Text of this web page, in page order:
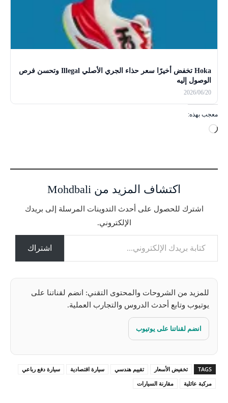
Hoka تخفض أخيرًا سعر حذاء الجري الأصلي Illegal وتحسن فرص
الوصول إليه
2026/06/20
معجب بهذه:
ج
ي
ل
اكتشاف المزيد من Mohdbali
اشترك للحصول على أحدث التدوينات المرسلة إلى بريدك
الإلكتروني.
كتابة بريدك الإلكتروني...
اشتراك
للمزيد من الشروحات والمحتوى التقني: انضم لقناتنا على
يوتيوب وتابع أحدث الدروس والتجارب العملية.
انضم لقناتنا على يوتيوب
TAGS تخفيض الأسعار تقييم هندسي سيارة اقتصادية
سيارة دفع رباعي
مركبة عائلية
مقارنة السيارات